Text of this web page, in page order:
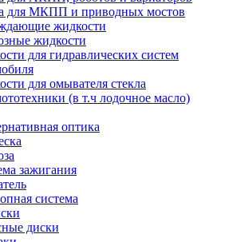
для МКПП и приводных мостов
жидкости
жидкости
для гидравлических систем
для омывателя стекла
(в т.ч лодочное масло)
оптика
зажигания
система
диски